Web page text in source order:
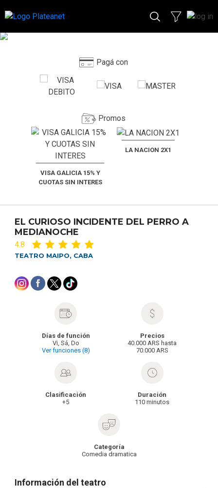
Pagá con
Promos
VISA GALICIA 15% Y
CUOTAS SIN INTERES
LA NACION 2X1
EL CURIOSO INCIDENTE DEL PERRO A
MEDIANOCHE
4.8
TEATRO MAIPO, CABA
Clasificación
+5
Días de función
Vi, Sá, Do
Ver funciones (8)
Precios
40.000 ARS hasta
70.000 ARS
Duración
110 minutos
Categoría
Comedia dramatica
Información del teatro